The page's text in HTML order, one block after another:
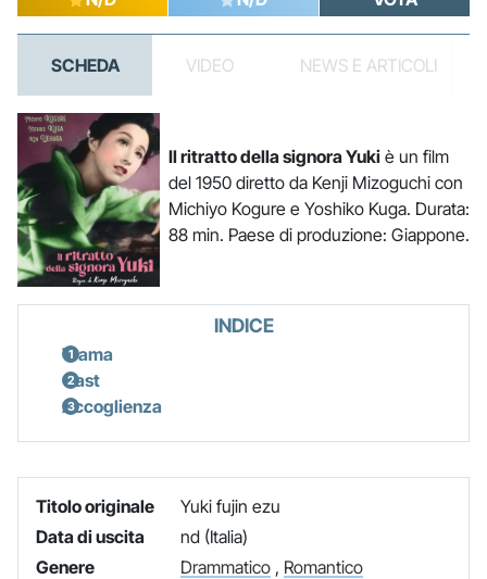
SCHEDA VIDEO NEWS E ARTICOLI
Il ritratto della signora Yukiè un film
del 1950 diretto da Kenji Mizoguchi con
Michiyo Kogure e Yoshiko Kuga. Durata:
88 min. Paese di produzione: Giappone.
INDICE
Trama
Cast
Accoglienza
Titolo originale
Yuki fujin ezu
Data di uscita
nd (Italia)
Genere
Drammatico, Romantico